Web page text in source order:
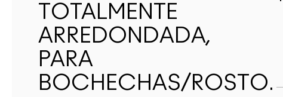
TOTALMENTE
ARREDONDADA,
PARA
BOCHECHAS/ROSTO.